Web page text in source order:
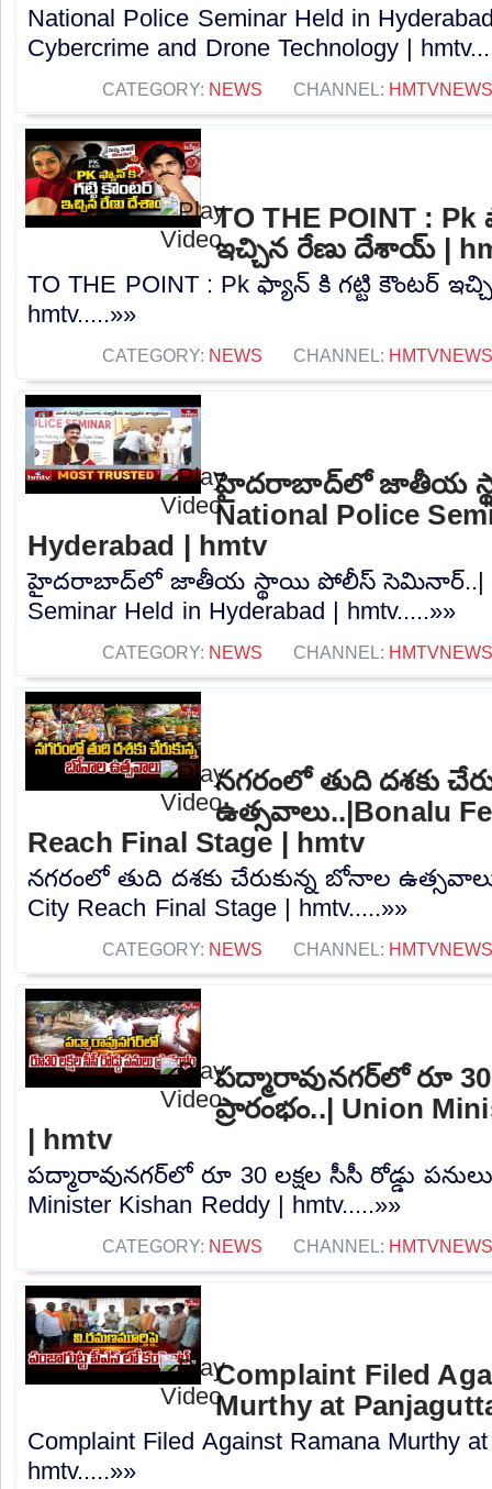
National Police Seminar Held in
Cybercrime and Drone Technology |
CATEGORY: NEWS CHANNEL: HMTVNEWS
TO THE POINT : Pk
ఇచ్చిన రేణు దేశాయ్ |
TO THE POINT : Pk ఫ్యాన్ కి గట్టి కౌంటర్
hmtv.....»»
CATEGORY: NEWS CHANNEL: HMTVNEWS
హైదరాబాద్‌లో జాతీయ
National Police
Hyderabad | hmtv
హైదరాబాద్‌లో జాతీయ స్థాయి పోలీస్ సెమినార్..|
Seminar Held in Hyderabad | hmtv.....»»
CATEGORY: NEWS CHANNEL: HMTVNEWS
నగరంలో తుది దశకు
ఉత్సవాలు..|Bonalu
Reach Final Stage | hmtv
నగరంలో తుది దశకు చేరుకున్న బోనాల
City Reach Final Stage | hmtv.....»»
CATEGORY: NEWS CHANNEL: HMTVNEWS
పద్మారావునగర్‌లో రూ 30
ప్రారంభం..| Union
| hmtv
పద్మారావునగర్‌లో రూ 30 లక్షల సీసీ రోడ్డు
Minister Kishan Reddy | hmtv.....»»
CATEGORY: NEWS CHANNEL: HMTVNEWS
Complaint Filed
Murthy at
Complaint Filed Against Ramana Murthy
hmtv.....»»